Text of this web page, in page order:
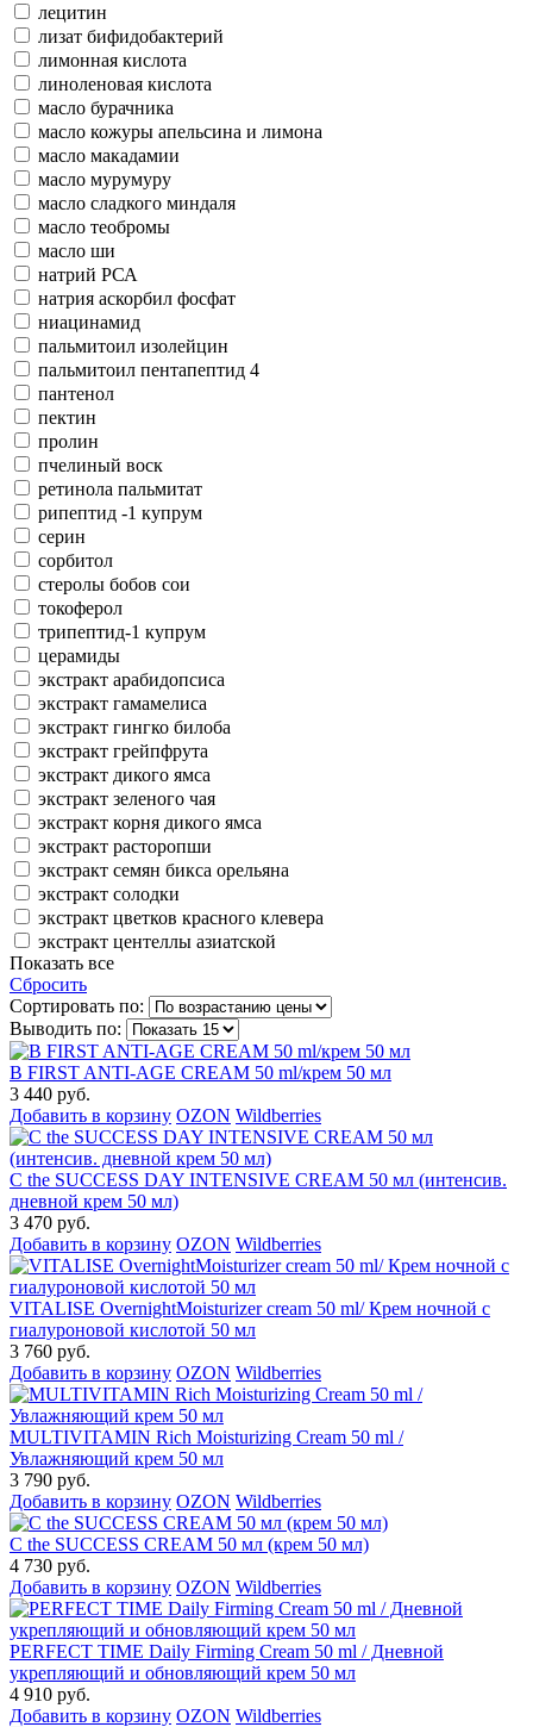
лецитин
лизат бифидобактерий
лимонная кислота
линоленовая кислота
масло бурачника
масло кожуры апельсина и лимона
масло макадамии
масло мурумуру
масло сладкого миндаля
масло теобромы
масло ши
натрий РСА
натрия аскорбил фосфат
ниацинамид
пальмитоил изолейцин
пальмитоил пентапептид 4
пантенол
пектин
пролин
пчелиный воск
ретинола пальмитат
рипептид -1 купрум
серин
сорбитол
стеролы бобов сои
токоферол
трипептид-1 купрум
церамиды
экстракт арабидопсиса
экстракт гамамелиса
экстракт гингко билоба
экстракт грейпфрута
экстракт дикого ямса
экстракт зеленого чая
экстракт корня дикого ямса
экстракт расторопши
экстракт семян бикса орельяна
экстракт солодки
экстракт цветков красного клевера
экстракт центеллы азиатской
Показать все
Сбросить
Сортировать по:
Выводить по:
B FIRST ANTI-AGE CREAM 50 ml/крем 50 мл
3 440 руб.
Добавить в корзину OZON Wildberries
C the SUCCESS DAY INTENSIVE CREAM 50 мл (интенсив.
дневной крем 50 мл)
3 470 руб.
Добавить в корзину OZON Wildberries
VITALISE OvernightMoisturizer cream 50 ml/ Крем ночной с
гиалуроновой кислотой 50 мл
3 760 руб.
Добавить в корзину OZON Wildberries
MULTIVITAMIN Rich Moisturizing Cream 50 ml /
Увлажняющий крем 50 мл
3 790 руб.
Добавить в корзину OZON Wildberries
C the SUCCESS CREAM 50 мл (крем 50 мл)
4 730 руб.
Добавить в корзину OZON Wildberries
PERFECT TIME Daily Firming Cream 50 ml / Дневной
укрепляющий и обновляющий крем 50 мл
4 910 руб.
Добавить в корзину OZON Wildberries